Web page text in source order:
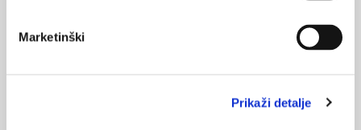
Marketinški
Prikaži detalje
Beta blokatori protiv raka?
Citodijagnostika dojke u primarnoj zaštiti